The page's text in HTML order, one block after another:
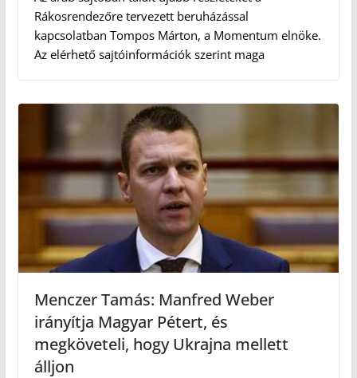
Rákosrendezőre tervezett beruházással
kapcsolatban Tompos Márton, a Momentum elnöke.
Az elérhető sajtóinformációk szerint maga
Menczer Tamás: Manfred Weber
irányítja Magyar Pétert, és
megköveteli, hogy Ukrajna mellett
álljon